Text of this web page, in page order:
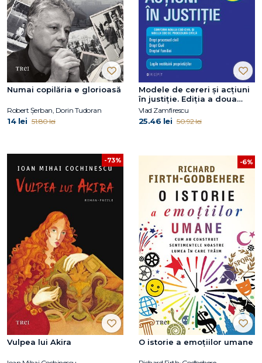
Numai copilăria e glorioasă
Robert Șerban, Dorin Tudoran
14 lei 51.80 lei
Modele de cereri şi acţiuni
în justiţie. Ediţia a doua
revăzută şi adăugită
Vlad Zamfirescu
25.46 lei 50.92 lei
-73%
Vulpea lui Akira
-6%
O istorie a emoțiilor umane